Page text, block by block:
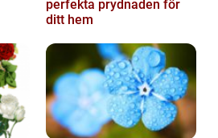
perfekta prydnaden för
ditt hem